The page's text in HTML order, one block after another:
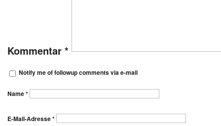
Kommentar *
Notify me of followup comments via e-mail
Name*
E-Mail-Adresse*